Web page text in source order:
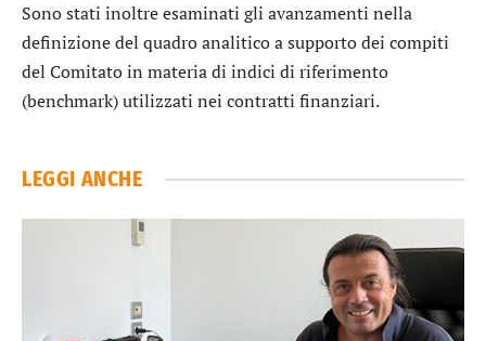
Sono stati inoltre esaminati gli avanzamenti nella
definizione del quadro analitico a supporto dei compiti
del Comitato in materia di indici di riferimento
(benchmark) utilizzati nei contratti finanziari.
LEGGI ANCHE